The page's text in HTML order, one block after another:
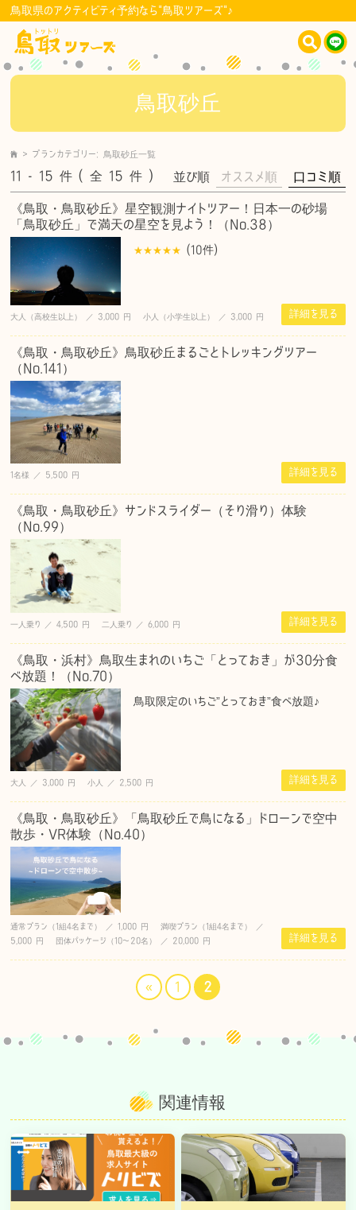
鳥取県のアクティビティ予約なら"鳥取ツアーズ"♪
鳥取砂丘
> プランカテゴリー: 鳥取砂丘一覧
11 - 15件 ( 全 15件 ) 並び順 オススメ順 口コミ順
《鳥取・鳥取砂丘》星空観測ナイトツアー！日本一の砂場
「鳥取砂丘」で満天の星空を見よう！（No.38）
(10件)
大人（高校生以上） ／ 3,000 円 小人（小学生以上） ／ 3,000 円 詳細を見る
《鳥取・鳥取砂丘》鳥取砂丘まるごとトレッキングツアー
（No.141）
1名様 ／ 5,500 円 詳細を見る
《鳥取・鳥取砂丘》サンドスライダー（そり滑り）体験
（No.99）
一人乗り ／ 4,500 円 二人乗り ／ 6,000 円 詳細を見る
《鳥取・浜村》鳥取生まれのいちご「とっておき」が30分食
べ放題！（No.70）
鳥取限定のいちご”とっておき”食べ放題♪
大人 ／ 3,000 円 小人 ／ 2,500 円 詳細を見る
《鳥取・鳥取砂丘》「鳥取砂丘で鳥になる」ドローンで空中
散歩・VR体験（No.40）
通常プラン（1組4名まで） ／ 1,000 円 満喫プラン（1組4名まで） ／
5,000 円 団体パッケージ（10〜20名） ／ 20,000 円
詳細を見る
« 1 2
関連情報